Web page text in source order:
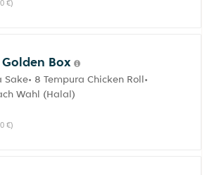
€)
Box
Sake• 8 Tempura Chicken Roll•
Wahl (Halal)
€)